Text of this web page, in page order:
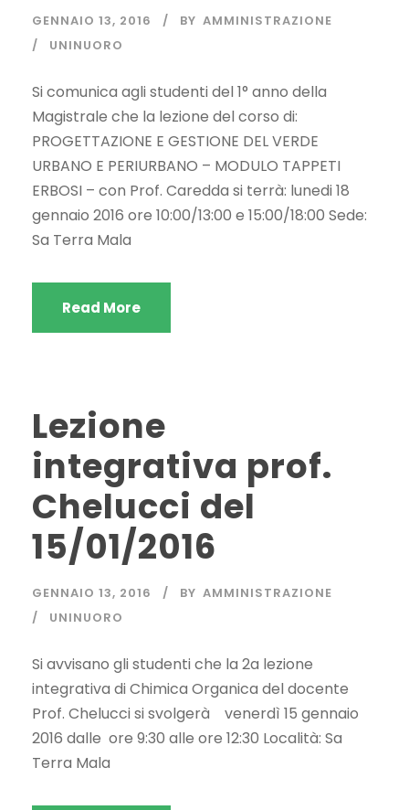
GENNAIO 13, 2016 BY AMMINISTRAZIONE
UNINUORO
Si comunica agli studenti del 1° anno della
Magistrale che la lezione del corso di:
PROGETTAZIONE E GESTIONE DEL VERDE
URBANO E PERIURBANO – MODULO TAPPETI
ERBOSI – con Prof. Caredda si terrà: lunedi 18
gennaio 2016 ore 10:00/13:00 e 15:00/18:00 Sede:
Sa Terra Mala
Read More
Lezione
integrativa prof.
Chelucci del
15/01/2016
GENNAIO 13, 2016 BY AMMINISTRAZIONE
UNINUORO
Si avvisano gli studenti che la 2a lezione
integrativa di Chimica Organica del docente
Prof. Chelucci si svolgerà venerdì 15 gennaio
2016 dalle ore 9:30 alle ore 12:30 Località: Sa
Terra Mala